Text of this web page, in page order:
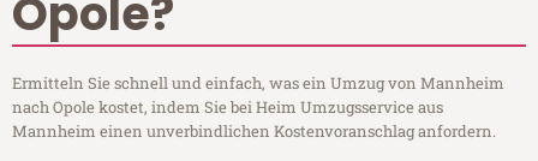
Opole?
Ermitteln Sie schnell und einfach, was ein Umzug von Mannheim
nach Opole kostet, indem Sie bei Heim Umzugsservice aus
Mannheim einen unverbindlichen Kostenvoranschlag anfordern.